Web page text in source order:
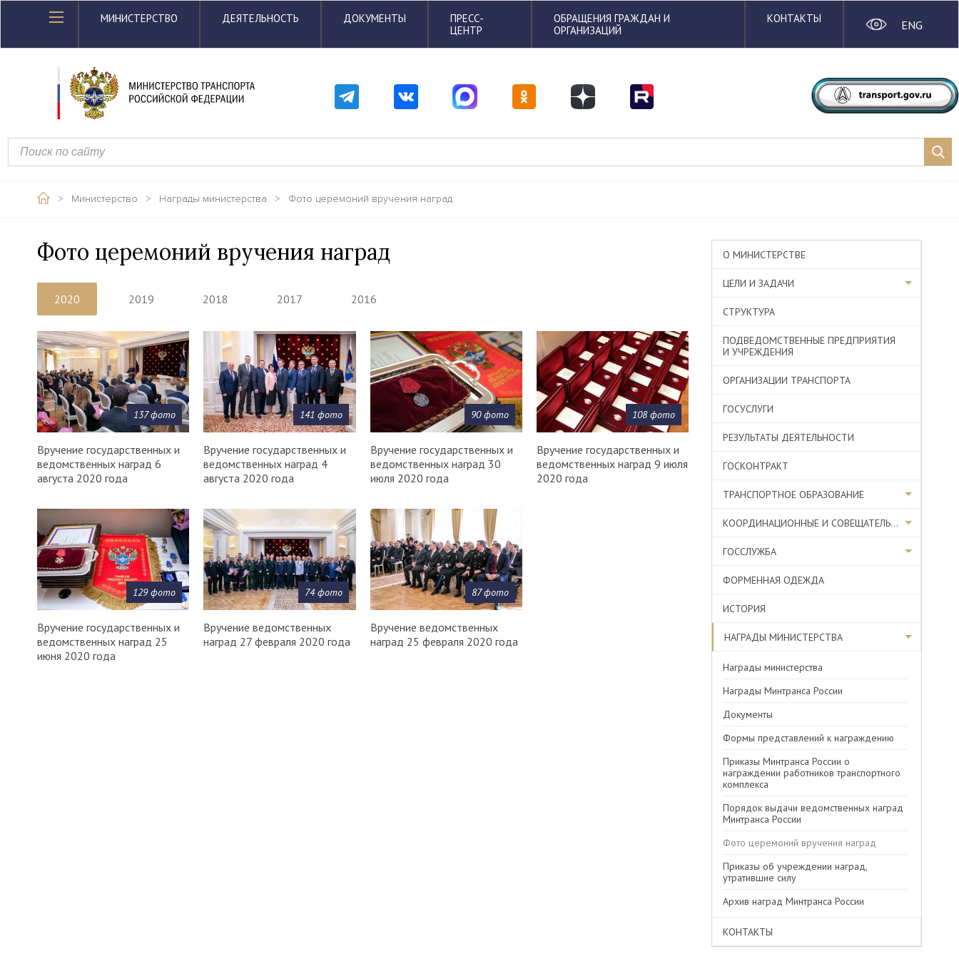
МИНИСТЕРСТВО ДЕЯТЕЛЬНОСТЬ ДОКУМЕНТЫ
ПРЕСС-
ЦЕНТР
ОБРАЩЕНИЯ ГРАЖДАН И
ОРГАНИЗАЦИЙ
КОНТАКТЫ ENG
> Министерство > Награды министерства > Фото церемоний вручения наград
Фото церемоний вручения наград
2020 2019 2018 2017 2016
137 фото
Вручение государственных и
ведомственных наград 6
августа 2020 года
141 фото
Вручение государственных и
ведомственных наград 4
августа 2020 года
90 фото
Вручение государственных и
ведомственных наград 30
июля 2020 года
108 фото
Вручение государственных и
ведомственных наград 9 июля
2020 года
129 фото
Вручение государственных и
ведомственных наград 25
июня 2020 года
74 фото
Вручение ведомственных
наград 27 февраля 2020 года
87 фото
Вручение ведомственных
наград 25 февраля 2020 года
О МИНИСТЕРСТВЕ
ЦЕЛИ И ЗАДАЧИ
СТРУКТУРА
ПОДВЕДОМСТВЕННЫЕ ПРЕДПРИЯТИЯ
И УЧРЕЖДЕНИЯ
ОРГАНИЗАЦИИ ТРАНСПОРТА
ГОСУСЛУГИ
РЕЗУЛЬТАТЫ ДЕЯТЕЛЬНОСТИ
ГОСКОНТРАКТ
ТРАНСПОРТНОЕ ОБРАЗОВАНИЕ
КООРДИНАЦИОННЫЕ И СОВЕЩАТЕЛЬНЫЕ ОРГАНЫ
ГОССЛУЖБА
ФОРМЕННАЯ ОДЕЖДА
ИСТОРИЯ
НАГРАДЫ МИНИСТЕРСТВА
Награды министерства
Награды Минтранса России
Документы
Формы представлений к награждению
Приказы Минтранса России о
награждении работников транспортного
комплекса
Порядок выдачи ведомственных наград
Минтранса России
Фото церемоний вручения наград
Приказы об учреждении наград,
утратившие силу
Архив наград Минтранса России
КОНТАКТЫ